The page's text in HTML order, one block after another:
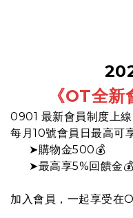
《OT全新
0901 最新會員制度上線
每月10號會員日最高可
➤購物金500💰
➤最高享5%回饋金💰
加入會員， 一起享受在